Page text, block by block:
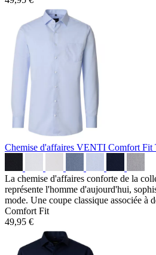
Chemise d'affaires VENTI Comfort Fit
La chemise d'affaires conforte de la
représente l'homme d'aujourd'hui,
mode. Une coupe classique associée à
Comfort Fit
49,95 €